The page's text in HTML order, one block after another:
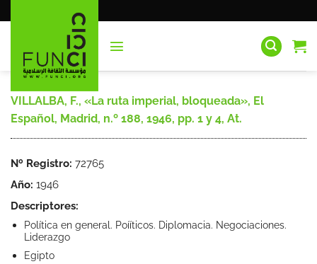
al
VILLALBA, F., «La ruta imperial, bloqueada», El
Español, Madrid, n.º 188, 1946, pp. 1 y 4, At.
Nº Registro: 72765
Año: 1946
Descriptores:
Política en general. Poííticos. Diplomacia. Negociaciones.
Liderazgo
Egipto